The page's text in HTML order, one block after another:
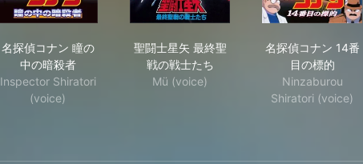
名探偵コナン 瞳の
中の暗殺者
Inspector Shiratori
(voice)
聖闘士星矢 最終聖
戦の戦士たち
Mü (voice)
名探偵コナン 14番
目の標的
Ninzaburou
Shiratori (voice)